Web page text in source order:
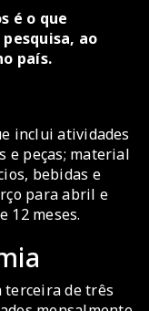
é o que
ao
país.
inclui atividades
e peças; material
bebidas e
para abril e
12 meses.
terceira de três